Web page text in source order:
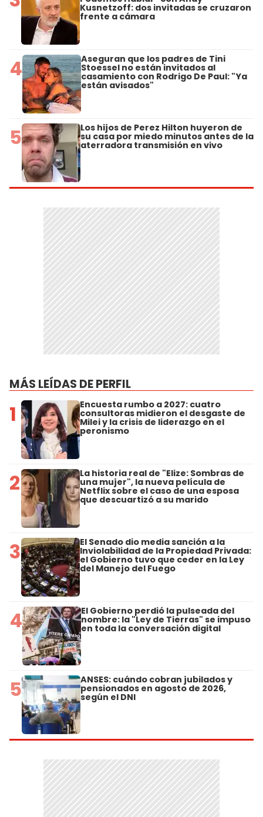
Kusnetzoff: dos invitadas se cruzaron
frente a cámara
4 Aseguran que los padres de Tini
Stoessel no están invitados al
casamiento con Rodrigo De Paul: "Ya
están avisados"
5 Los hijos de Perez Hilton huyeron de
su casa por miedo minutos antes de la
aterradora transmisión en vivo
MÁS LEÍDAS DE PERFIL
1 Encuesta rumbo a 2027: cuatro
consultoras midieron el desgaste de
Milei y la crisis de liderazgo en el
peronismo
2 La historia real de "Elize: Sombras de
una mujer", la nueva película de
Netflix sobre el caso de una esposa
que descuartizó a su marido
3 El Senado dio media sanción a la
Inviolabilidad de la Propiedad Privada:
el Gobierno tuvo que ceder en la Ley
del Manejo del Fuego
4 El Gobierno perdió la pulseada del
nombre: la "Ley de Tierras" se impuso
en toda la conversación digital
5 ANSES: cuándo cobran jubilados y
pensionados en agosto de 2026,
según el DNI